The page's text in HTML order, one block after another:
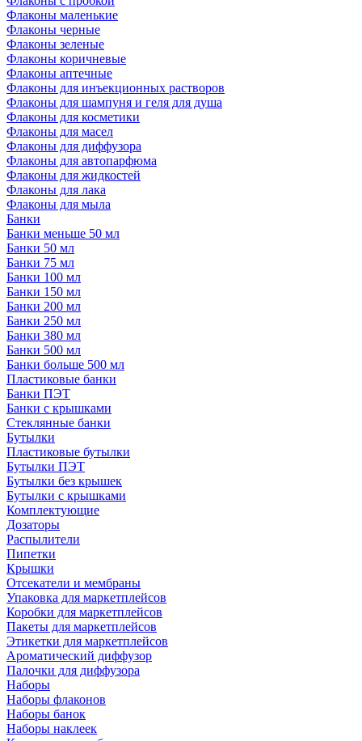
Флаконы маленькие
Флаконы черные
Флаконы зеленые
Флаконы коричневые
Флаконы аптечные
Флаконы для инъекционных растворов
Флаконы для шампуня и геля для душа
Флаконы для косметики
Флаконы для масел
Флаконы для диффузора
Флаконы для автопарфюма
Флаконы для жидкостей
Флаконы для лака
Флаконы для мыла
Банки
Банки меньше 50 мл
Банки 50 мл
Банки 75 мл
Банки 100 мл
Банки 150 мл
Банки 200 мл
Банки 250 мл
Банки 380 мл
Банки 500 мл
Банки больше 500 мл
Пластиковые банки
Банки ПЭТ
Банки с крышками
Стеклянные банки
Бутылки
Пластиковые бутылки
Бутылки ПЭТ
Бутылки без крышек
Бутылки с крышками
Комплектующие
Дозаторы
Распылители
Пипетки
Крышки
Отсекатели и мембраны
Упаковка для маркетплейсов
Коробки для маркетплейсов
Пакеты для маркетплейсов
Этикетки для маркетплейсов
Ароматический диффузор
Палочки для диффузора
Наборы
Наборы флаконов
Наборы банок
Наборы наклеек